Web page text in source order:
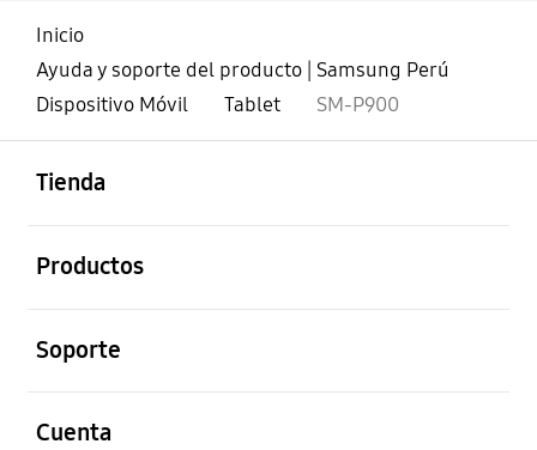
Inicio
Ayuda y soporte del producto | Samsung Perú
Dispositivo Móvil
Tablet SM-P900
Tienda
Productos
Soporte
Cuenta